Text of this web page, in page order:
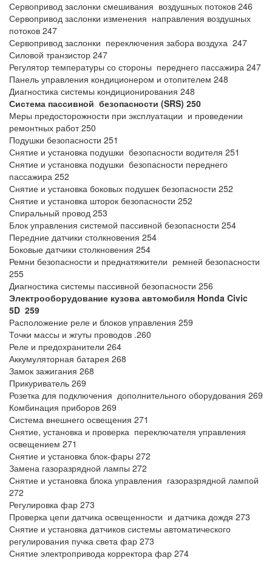
Сервопривод заслонки смешивания воздушных потоков 246
Сервопривод заслонки изменения направления воздушных
потоков 247
Сервопривод заслонки переключения забора воздуха 247
Силовой транзистор 247
Регулятор температуры со стороны переднего пассажира 247
Панель управления кондиционером и отопителем 248
Диагностика системы кондиционирования 248
Система пассивной безопасности (SRS) 250
Меры предосторожности при эксплуатации и проведении
ремонтных работ 250
Подушки безопасности 251
Снятие и установка подушки безопасности водителя 251
Снятие и установка подушки безопасности переднего
пассажира 252
Снятие и установка боковых подушек безопасности 252
Снятие и установка шторок безопасности 252
Спиральный провод 253
Блок управления системой пассивной безопасности 254
Передние датчики столкновения 254
Боковые датчики столкновения 254
Ремни безопасности и преднатяжители ремней безопасности
255
Диагностика системы пассивной безопасности 256
Электрооборудование кузова автомобиля Honda Civic
5D 259
Расположение реле и блоков управления 259
Точки массы и жгуты проводов .260
Реле и предохранители 264
Аккумуляторная батарея 268
Замок зажигания 268
Прикуриватель 269
Розетка для подключения дополнительного оборудования 269
Комбинация приборов 269
Система внешнего освещения 271
Снятие, установка и проверка переключателя управления
освещением 271
Снятие и установка блок-фары 272
Замена газоразрядной лампы 272
Снятие и установка блока управления газоразрядной лампой
272
Регулировка фар 273
Проверка цепи датчика освещенности и датчика дождя 273
Снятие и установка датчиков системы автоматического
регулирования пучка света фар 273
Снятие электропривода корректора фар 274